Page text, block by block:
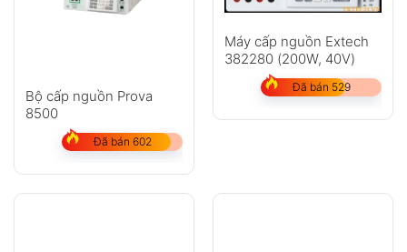
Bộ cấp nguồn Prova
8500
Đã bán 602
Máy cấp nguồn Extech
382280 (200W, 40V)
Đã bán 529